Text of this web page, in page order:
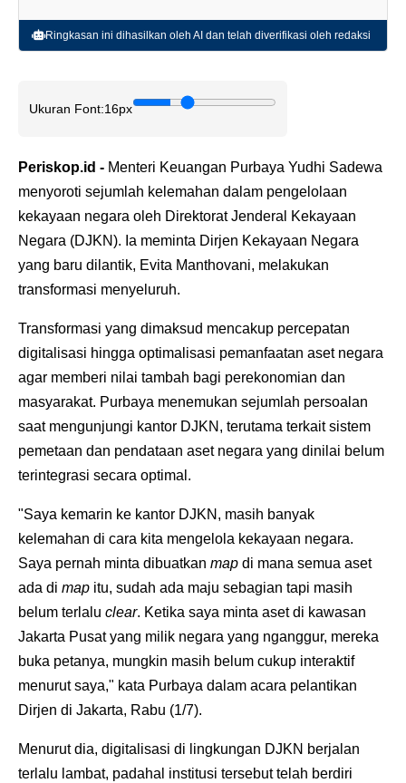
Ringkasan ini dihasilkan oleh AI dan telah diverifikasi oleh redaksi
Ukuran Font:16px
Periskop.id - Menteri Keuangan Purbaya Yudhi Sadewa
menyoroti sejumlah kelemahan dalam pengelolaan
kekayaan negara oleh Direktorat Jenderal Kekayaan
Negara (DJKN). Ia meminta Dirjen Kekayaan Negara
yang baru dilantik, Evita Manthovani, melakukan
transformasi menyeluruh.
Transformasi yang dimaksud mencakup percepatan
digitalisasi hingga optimalisasi pemanfaatan aset negara
agar memberi nilai tambah bagi perekonomian dan
masyarakat. Purbaya menemukan sejumlah persoalan
saat mengunjungi kantor DJKN, terutama terkait sistem
pemetaan dan pendataan aset negara yang dinilai belum
terintegrasi secara optimal.
"Saya kemarin ke kantor DJKN, masih banyak
kelemahan di cara kita mengelola kekayaan negara.
Saya pernah minta dibuatkan map di mana semua aset
ada di map itu, sudah ada maju sebagian tapi masih
belum terlalu clear. Ketika saya minta aset di kawasan
Jakarta Pusat yang milik negara yang nganggur, mereka
buka petanya, mungkin masih belum cukup interaktif
menurut saya," kata Purbaya dalam acara pelantikan
Dirjen di Jakarta, Rabu (1/7).
Menurut dia, digitalisasi di lingkungan DJKN berjalan
terlalu lambat, padahal institusi tersebut telah berdiri